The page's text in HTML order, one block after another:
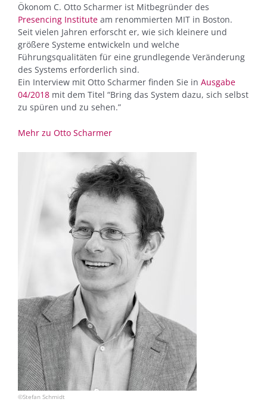
Ökonom C. Otto Scharmer ist Mitbegründer des
Presencing Institute am renommierten MIT in Boston.
Seit vielen Jahren erforscht er, wie sich kleinere und
größere Systeme entwickeln und welche
Führungsqualitäten für eine grundlegende Veränderung
des Systems erforderlich sind.
Ein Interview mit Otto Scharmer finden Sie in Ausgabe
04/2018 mit dem Titel “Bring das System dazu, sich selbst
zu spüren und zu sehen.”
Mehr zu Otto Scharmer
©Stefan Schmidt